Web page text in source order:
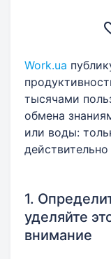
Work.ua
тысячами
обмена
или воды:
1.
уделяйте
внимание